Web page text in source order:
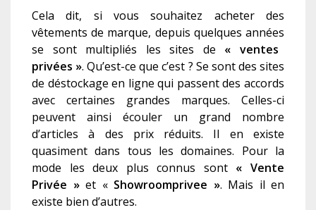
Cela dit, si vous souhaitez acheter des
vêtements de marque, depuis quelques années
se sont multipliés les sites de « ventes
privées ».Qu’est-ce que c’est ? Se sont des sites
de déstockage en ligne qui passentdes accords
avec certaines grandes marques. Celles-ci
peuvent ainsi écouler un grand nombre
d’articles à des prix réduits. Il en existe
quasiment dans tous les domaines. Pour la
mode les deux plus connus sont « Vente
Privée »et «Showroomprivee ». Mais il en
existe bien d’autres.